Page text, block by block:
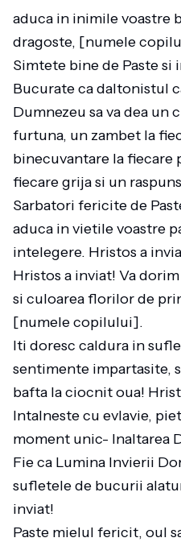
aduca in inimile voastre
dragoste, [numele
Simtete bine de Paste
Bucurate ca daltonistul
Dumnezeu sa va dea un
furtuna, un zambet la
binecuvantare la fiecare
fiecare grija si un
Sarbatori fericite de
aduca in vietile voastre
intelegere. Hristos a
Hristos a inviat! Va
si culoarea florilor de
[numele copilului].
Iti doresc caldura in
sentimente impartasite,
bafta la ciocnit oua!
Intalneste cu evlavie,
moment unic- Inaltarea
Fie ca Lumina Invierii
sufletele de bucurii
inviat!
Paste mielul fericit, oul